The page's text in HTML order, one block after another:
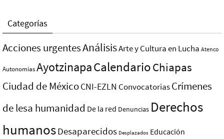
Categorías
Acciones urgentesAnálisisArte y Cultura en Lucha Atenco
AutonomíasAyotzinapaCalendarioChiapas
Ciudad de MéxicoCNI-EZLN ConvocatoriasCrímenes
de lesa humanidad De la red Denuncias Derechos
humanosDesaparecidos Desplazados Educación